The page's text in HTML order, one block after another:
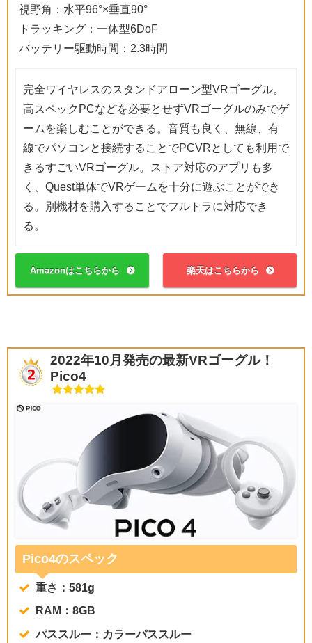
視野角：水平96°×垂直90°
トラッキング：一体型6DoF
バッテリー駆動時間：2.3時間
完全ワイヤレスのスタンドアローン型VRゴーグル。
高スペックPCなどを必要とせずVRゴーグルのみでゲ
ームを楽しむことができる。音質も良く、無線、有
線でパソコンと接続することでPCVRとしても利用で
きるすごいVRゴーグル。ストア対応のアプリも多
く、Quest単体でVRゲームを十分に遊ぶことができ
る。別機材を購入することでフルトラに対応でき
る。
Amazonはこちらから 楽天はこちらから
2022年10月発売の最新VRゴーグル！
Pico4
Pico4のスペック
重さ：581g
RAM：8GB
パススルー：カラーパススルー